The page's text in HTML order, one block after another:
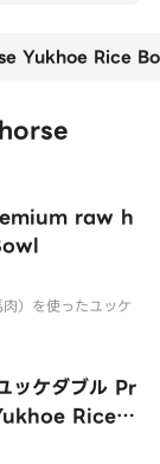
Yukhoe Rice
raw h
）を使ったユッケ
ッケダブル Pr
Rice B
）